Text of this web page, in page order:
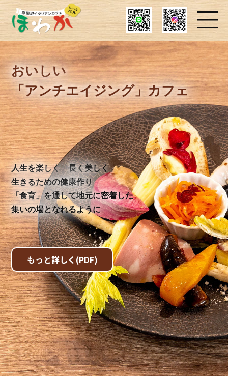
おいしい
「アンチエイジング」カフェ
人生を楽しく 長く美しく
生きるための健康作り
「食育」を通して地元に密着した
集いの場となれるように
もっと詳しく(PDF)